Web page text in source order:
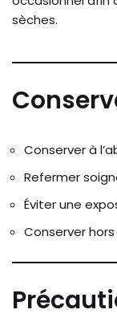
sèches.
Conserver à
Refermer
Éviter une
Conserver